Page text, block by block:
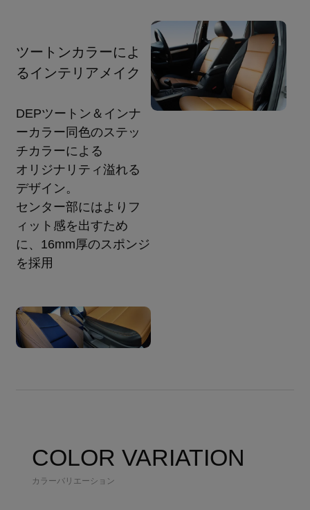
ツートンカラーによ
るインテリアメイク
DEPツートン＆インナ
ーカラー同色のステッ
チカラーによる
オリジナリティ溢れる
デザイン。
センター部にはよりフ
ィット感を出すため
に、16mm厚のスポンジ
を採用
COLOR VARIATION
カラーバリエーション